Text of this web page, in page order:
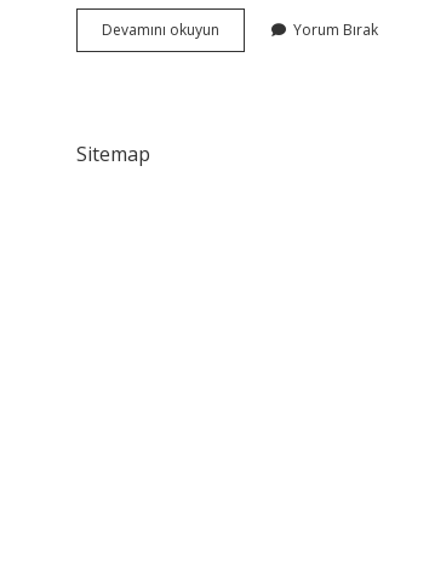
Devamını okuyun
Eğitimi
Yorum Bırak
Sitemap